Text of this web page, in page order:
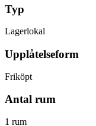
Typ
Lagerlokal
Upplåtelseform
Friköpt
Antal rum
1 rum